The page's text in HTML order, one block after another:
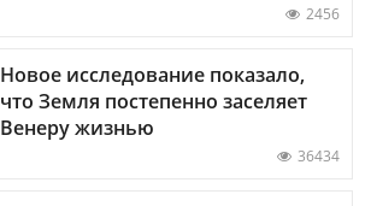
2456
Новое исследование показало,
что Земля постепенно заселяет
Венеру жизнью
36434